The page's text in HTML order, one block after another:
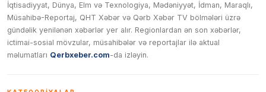
İqtisadiyyat, Dünya, Elm və Texnologiya, Mədəniyyət, İdman, Maraqlı,
Müsahibə-Reportaj, QHT Xəbər və Qərb Xəbər TV bölmələri üzrə
gündəlik yenilənən xəbərlər yer alır. Regionlardan ən son xəbərlər,
ictimai-sosial mövzular, müsahibələr və reportajlar ilə aktual
məlumatları Qerbxeber.com-da izləyin.